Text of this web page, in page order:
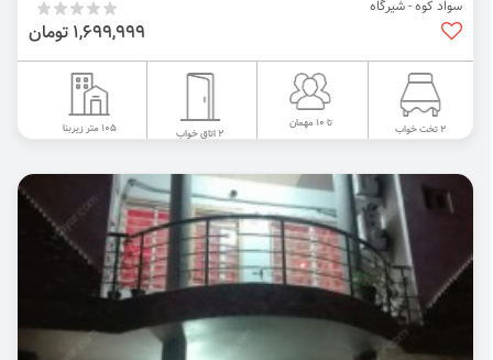
سواد کوه - شیرگاه
1,699,999 تومان
2 تخت خواب تا 10 مهمان
2 اتاق خواب 105 متر زیربنا